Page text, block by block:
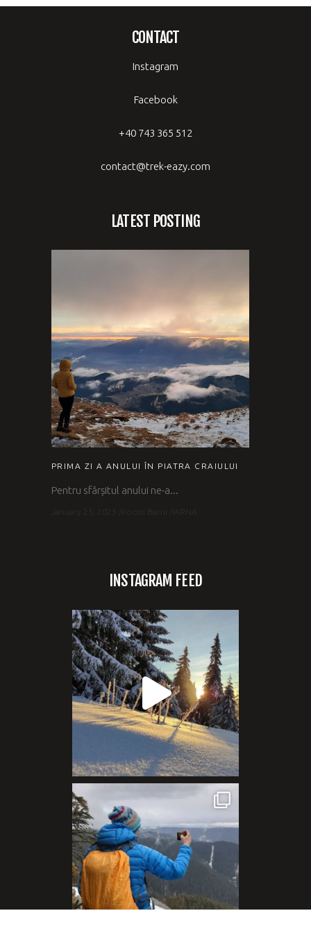
CONTACT
Instagram
Facebook
+40 743 365 512
contact@trek-eazy.com
LATEST POSTING
PRIMA ZI A ANULUI ÎN PIATRA CRAIULUI
Pentru sfârșitul anului ne-a...
INSTAGRAM FEED